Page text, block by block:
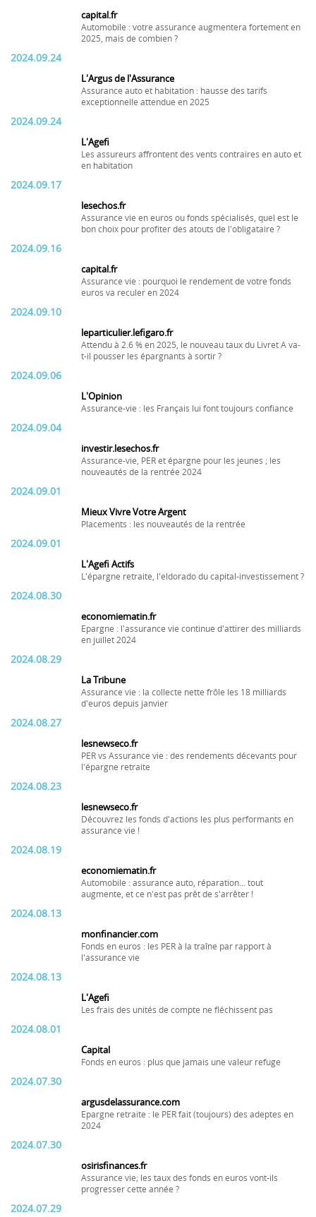
capital.fr
Automobile : votre assurance augmentera fortement en
2025, mais de combien ?
2024.09.24
L'Argus de l'Assurance
Assurance auto et habitation : hausse des tarifs
exceptionnelle attendue en 2025
2024.09.24
L'Agefi
Les assureurs affrontent des vents contraires en auto et
en habitation
2024.09.17
lesechos.fr
Assurance vie en euros ou fonds spécialisés, quel est le
bon choix pour profiter des atouts de l'obligataire ?
2024.09.16
capital.fr
Assurance vie : pourquoi le rendement de votre fonds
euros va reculer en 2024
2024.09.10
leparticulier.lefigaro.fr
Attendu à 2.6 % en 2025, le nouveau taux du Livret A va-
t-il pousser les épargnants à sortir ?
2024.09.06
L'Opinion
Assurance-vie : les Français lui font toujours confiance
2024.09.04
investir.lesechos.fr
Assurance-vie, PER et épargne pour les jeunes ; les
nouveautés de la rentrée 2024
2024.09.01
Mieux Vivre Votre Argent
Placements : les nouveautés de la rentrée
2024.09.01
L'Agefi Actifs
L'épargne retraite, l'eldorado du capital-investissement ?
2024.08.30
economiematin.fr
Epargne : l'assurance vie continue d'attirer des milliards
en juillet 2024
2024.08.29
La Tribune
Assurance vie : la collecte nette frôle les 18 milliards
d'euros depuis janvier
2024.08.27
lesnewseco.fr
PER vs Assurance vie : des rendements décevants pour
l'épargne retraite
2024.08.23
lesnewseco.fr
Découvrez les fonds d'actions les plus performants en
assurance vie !
2024.08.19
economiematin.fr
Automobile : assurance auto, réparation... tout
augmente, et ce n'est pas prêt de s'arrêter !
2024.08.13
monfinancier.com
Fonds en euros : les PER à la traîne par rapport à
l'assurance vie
2024.08.13
L'Agefi
Les frais des unités de compte ne fléchissent pas
2024.08.01
Capital
Fonds en euros : plus que jamais une valeur refuge
2024.07.30
argusdelassurance.com
Epargne retraite : le PER fait (toujours) des adeptes en
2024
2024.07.30
osirisfinances.fr
Assurance vie; les taux des fonds en euros vont-ils
progresser cette année ?
2024.07.29